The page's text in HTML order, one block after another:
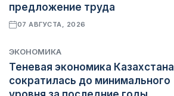
предложение труда
07 АВГУСТА, 2026
ЭКОНОМИКА
Теневая экономика Казахстана
сократилась до минимального